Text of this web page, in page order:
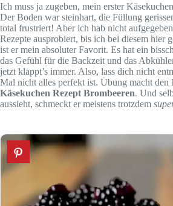
Ich muss ja zugeben, mein erster
Der Boden war steinhart, die Füllung
total frustriert! Aber ich hab nicht
Rezepte ausprobiert, bis ich bei diesem hier
ist er mein absoluter Favorit. Es hat ein
das Gefühl für die Backzeit und das
jetzt klappt’s immer. Also, lass dich nicht
Mal nicht alles perfekt ist. Übung macht den
Käsekuchen Rezept Brombeeren. Und
aussieht, schmeckt er meistens trotzdem